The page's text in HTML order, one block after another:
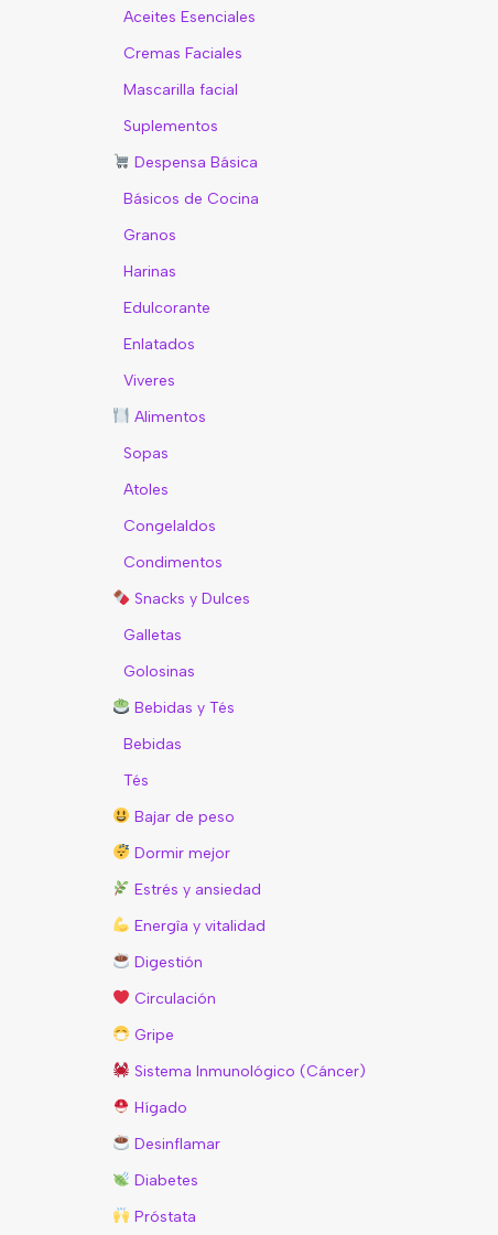
Aceites Esenciales
Cremas Faciales
Mascarilla facial
Suplementos
Despensa Básica
Básicos de Cocina
Granos
Harinas
Edulcorante
Enlatados
Viveres
Alimentos
Sopas
Atoles
Congelaldos
Condimentos
Snacks y Dulces
Galletas
Golosinas
Bebidas y Tés
Bebidas
Tés
Bajar de peso
Dormir mejor
Estrés y ansiedad
Energîa y vitalidad
Digestión
Circulación
Gripe
Sistema Inmunológico (Cáncer)
Hígado
Desinflamar
Diabetes
Próstata